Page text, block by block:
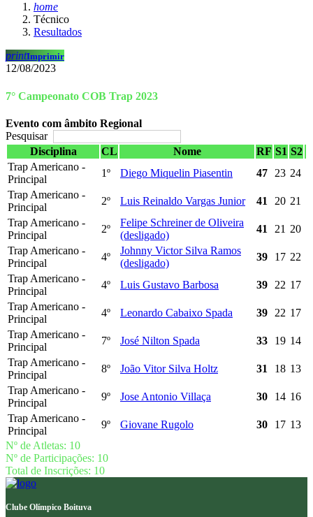
home
Técnico
Resultados
printImprimir
12/08/2023
7° Campeonato COB Trap 2023
Evento com âmbito Regional
Pesquisar
Disciplina
CL Nome RF S1 S2
Trap Americano -
Principal
1º Diego Miquelin Piasentin 47 23 24
Trap Americano -
Principal
2º Luis Reinaldo Vargas Junior 41 20 21
Trap Americano -
Principal
2º
Felipe Schreiner de Oliveira
(desligado)
41 21 20
Trap Americano -
Principal
4º
Johnny Victor Silva Ramos
(desligado)
39 17 22
Trap Americano -
Principal
4º Luis Gustavo Barbosa 39 22 17
Trap Americano -
Principal
4º Leonardo Cabaixo Spada 39 22 17
Trap Americano -
Principal
7º José Nilton Spada 33 19 14
Trap Americano -
Principal
8º João Vitor Silva Holtz 31 18 13
Trap Americano -
Principal
9º Jose Antonio Villaça 30 14 16
Trap Americano -
Principal
9º Giovane Rugolo 30 17 13
Nº de Atletas: 10
Nº de Participações: 10
Total de Inscrições: 10
Clube Olímpico Boituva